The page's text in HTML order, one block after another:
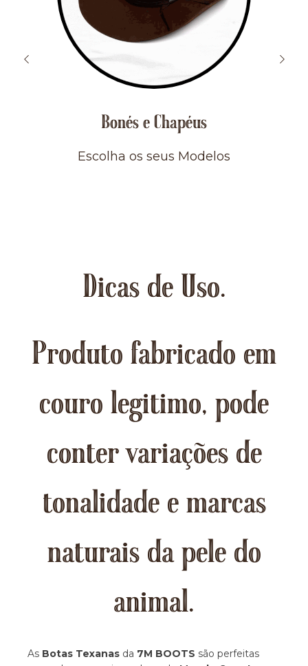
Bonés e Chapéus
Escolha os seus Modelos
Dicas de Uso.
Produto fabricado em
couro legitimo, pode
conter variações de
tonalidade e marcas
naturais da pele do
animal.
As Botas Texanas da 7M BOOTS são perfeitas